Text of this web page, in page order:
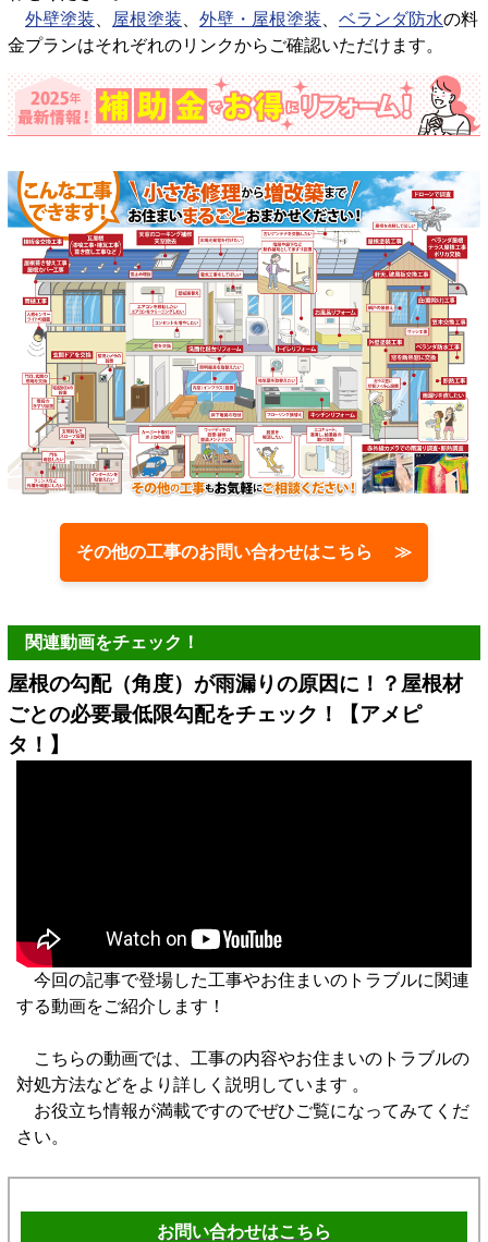
外壁塗装
屋根塗装 外壁・屋根塗装 ベランダ防水の料
金プランはそれぞれのリンクからご確認いただけます。
その他の工事のお問い合わせはこちら ≫
関連動画をチェック！
屋根の勾配（角度）が雨漏りの原因に！？屋根材
ごとの必要最低限勾配をチェック！【アメピ
タ！】
今回の記事で登場した工事やお住まいのトラブルに関連
する動画をご紹介します！
こちらの動画では、工事の内容やお住まいのトラブルの
対処方法などをより詳しく説明しています 。
お役立ち情報が満載ですのでぜひご覧になってみてくだ
さい。
お問い合わせはこちら